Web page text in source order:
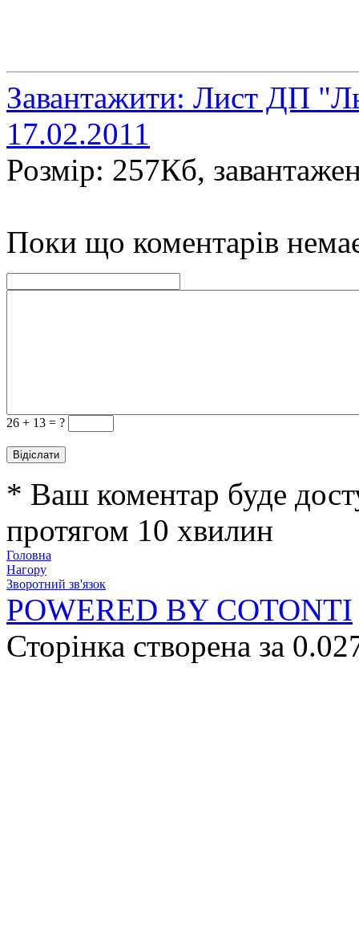
Завантажити: Лист ДП
17.02.2011
Розмір: 257Кб,
Поки що коментарів
26 + 13 = ?
* Ваш коментар буде
протягом 10 хвилин
Головна
Нагору
Зворотний зв'язок
POWERED BY COTONTI
Сторінка створена за